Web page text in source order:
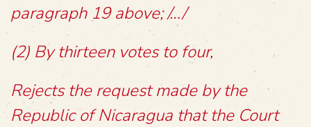
paragraph 19 above; /…/
(2) By thirteen votes to four,
Rejects the request made by the
Republic of Nicaragua that the Court